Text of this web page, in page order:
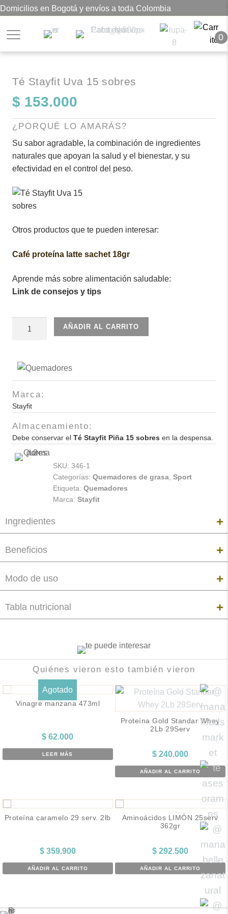
Domicilios en Bogotá y envíos a toda Colombia
0
Té Stayfit Uva 15 sobres
$ 153.000
¿PORQUÉ LO AMARÁS?
Su sabor agradable, la combinación de ingredientes
naturales que apoyan la salud y el bienestar, y su
efectividad en el control del peso.
Otros productos que te pueden interesar:
Café proteína latte sachet 18gr
Aprende más sobre alimentación saludable:
Link de consejos y tips
15
sobres
AÑADIR AL CARRITO
Marca:
Stayfit
Almacenamiento:
Debe conservar el Té Stayfit Piña 15 sobres en la despensa.
SKU: 346-1
Categorías: Quemadores de grasa, Sport
Etiqueta: Quemadores
Marca: Stayfit
Ingredientes
Beneficios
Modo de uso
Tabla nutricional
Quiénes vieron esto también vieron
Agotado
Vinagre manzana 473ml
$ 62.000
LEER MÁS
Proteína Gold Standar Whey
2Lb 29Serv
$240.000
AÑADIR AL CARRITO
Proteína caramelo 29 serv. 2lb
$359.900
AÑADIR AL CARRITO
Aminoácidos LIMÓN 25serv
362gr
$292.500
AÑADIR AL CARRITO